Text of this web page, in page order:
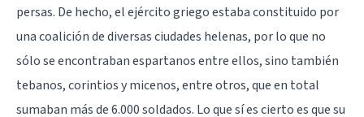
persas. De hecho, el ejército griego estaba constituido por
una coalición de diversas ciudades helenas, por lo que no
sólo se encontraban espartanos entre ellos, sino también
tebanos, corintios y micenos, entre otros, que en total
sumaban más de 6.000 soldados. Lo que sí es cierto es que su